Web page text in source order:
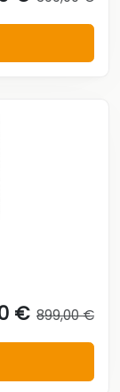
€ 899,00 €